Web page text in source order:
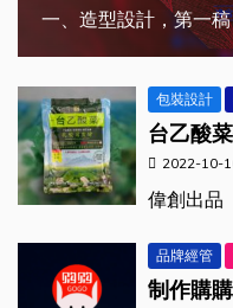
一、造型設計，第一
包裝設計
台乙酸
2022-10-
偉創出
品牌經管
制作購